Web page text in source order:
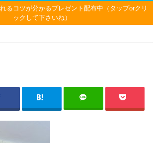
るコツが分かるプレゼント配布中（タップorクリ
ックして下さいね）